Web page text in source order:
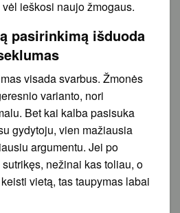
ieškosi naujo žmogaus.
pasirinkimą išduoda
visada svarbus. Žmonės
varianto, nori
Bet kai kalba pasisuka
gydytoju, vien mažiausia
argumentu. Jei po
nežinai kas toliau, o
vietą, tas taupymas labai